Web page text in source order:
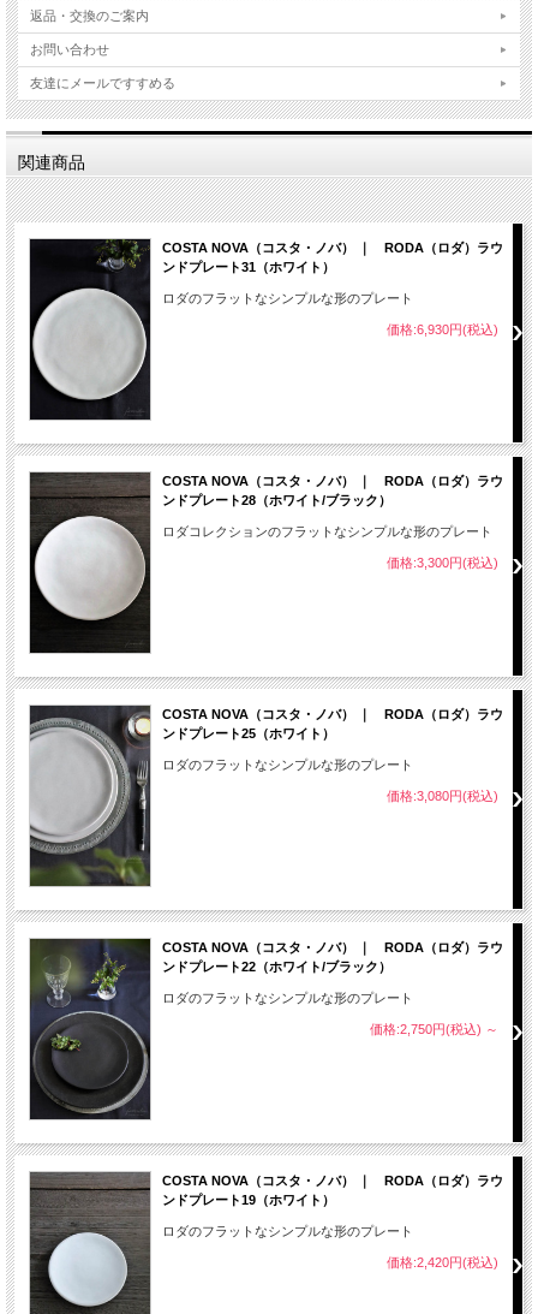
返品・交換のご案内
お問い合わせ
友達にメールですすめる
関連商品
COSTA NOVA（コスタ・ノバ） ｜ RODA（ロダ）ラウ
ンドプレート31（ホワイト）
ロダのフラットなシンプルな形のプレート
価格:6,930円(税込)
COSTA NOVA（コスタ・ノバ） ｜ RODA（ロダ）ラウ
ンドプレート28（ホワイト/ブラック）
ロダコレクションのフラットなシンプルな形のプレート
価格:3,300円(税込)
COSTA NOVA（コスタ・ノバ） ｜ RODA（ロダ）ラウ
ンドプレート25（ホワイト）
ロダのフラットなシンプルな形のプレート
価格:3,080円(税込)
COSTA NOVA（コスタ・ノバ） ｜ RODA（ロダ）ラウ
ンドプレート22（ホワイト/ブラック）
ロダのフラットなシンプルな形のプレート
価格:2,750円(税込) ～
COSTA NOVA（コスタ・ノバ） ｜ RODA（ロダ）ラウ
ンドプレート19（ホワイト）
ロダのフラットなシンプルな形のプレート
価格:2,420円(税込)